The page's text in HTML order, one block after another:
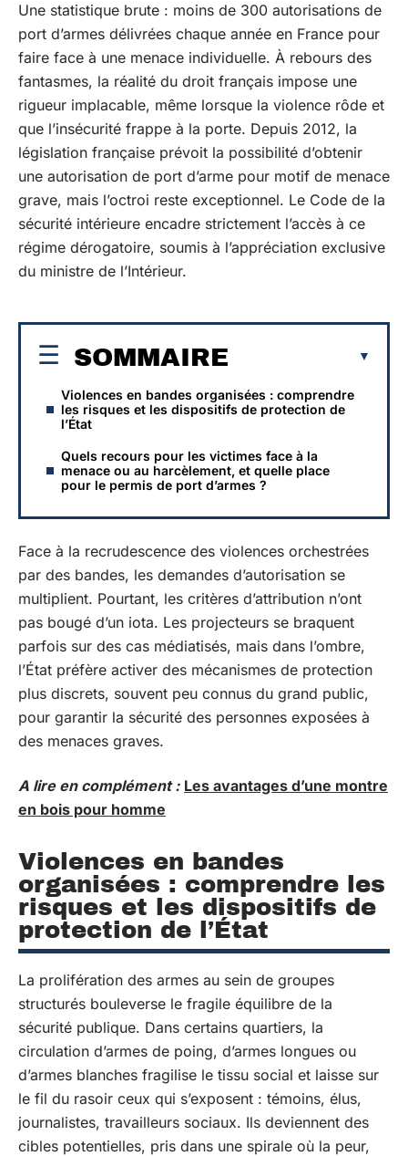
Une statistique brute : moins de 300 autorisations de
port d’armes délivrées chaque année en France pour
faire face à une menace individuelle. À rebours des
fantasmes, la réalité du droit français impose une
rigueur implacable, même lorsque la violence rôde et
que l’insécurité frappe à la porte. Depuis 2012, la
législation française prévoit la possibilité d’obtenir
une autorisation de port d’arme pour motif de menace
grave, mais l’octroi reste exceptionnel. Le Code de la
sécurité intérieure encadre strictement l’accès à ce
régime dérogatoire, soumis à l’appréciation exclusive
du ministre de l’Intérieur.
SOMMAIRE
Violences en bandes organisées : comprendre
les risques et les dispositifs de protection de
l’État
Quels recours pour les victimes face à la
menace ou au harcèlement, et quelle place
pour le permis de port d’armes ?
Face à la recrudescence des violences orchestrées
par des bandes, les demandes d’autorisation se
multiplient. Pourtant, les critères d’attribution n’ont
pas bougé d’un iota. Les projecteurs se braquent
parfois sur des cas médiatisés, mais dans l’ombre,
l’État préfère activer des mécanismes de protection
plus discrets, souvent peu connus du grand public,
pour garantir la sécurité des personnes exposées à
des menaces graves.
A lire en complément : Les avantages d’une montre
en bois pour homme
Violences en bandes
organisées : comprendre les
risques et les dispositifs de
protection de l’État
La prolifération des armes au sein de groupes
structurés bouleverse le fragile équilibre de la
sécurité publique. Dans certains quartiers, la
circulation d’armes de poing, d’armes longues ou
d’armes blanches fragilise le tissu social et laisse sur
le fil du rasoir ceux qui s’exposent : témoins, élus,
journalistes, travailleurs sociaux. Ils deviennent des
cibles potentielles, pris dans une spirale où la peur,